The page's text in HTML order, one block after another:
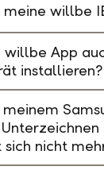
meine willbe
willbe App
installieren?
meinem
sich nicht